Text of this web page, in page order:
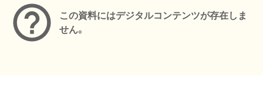
この資料にはデジタルコンテンツが存在しま
せん。